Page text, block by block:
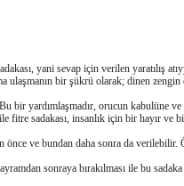
yani sevap için verilen yaratılış
ulaşmanın bir şükrü olarak; dinen
bir yardımlaşmadır, orucun kabulüne
fitre sadakası, insanlık için bir hayır ve
ve bundan daha sonra da
sonraya bırakılması ile bu